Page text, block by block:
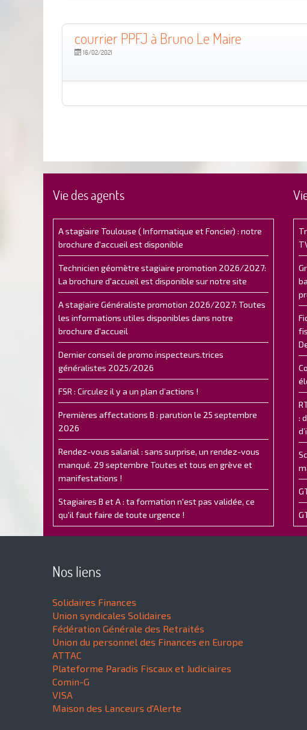
courrier PPFJ à Bruno Le Maire
16/02/2021
Vie des agents
A stagiaire Toulouse ( Informatique et Foncier) : notre
brochure d'accueil est disponible
Technicien géomètre stagiaire promotion 2026/2027:
La brochure d'accueil est disponible sur notre site
A stagiaire Généraliste promotion 2026/2027: Toutes
les informations utiles disponibles dans notre
brochure d'accueil
Dernier conseil de promo inspecteurs.trices
généralistes 2025/2026
FSR : Circulez il y a un plan d’actions !
Premières affectations B : parution le 25 septembre
2026
Rendez-vous salarial : sans surprise, un rendez-vous
manqué. 29 septembre Toutes et tous en grève et
manifestations !
Stagiaires B et A : ta formation n'est pas validée, ce
qu'il faut faire de toute urgence !
:
Nos liens
Solidaires Finances
Union syndicales Solidaires
Fédération Générale des Retraités
Union du personnel des Finances en Europe
ATTAC
Plateforme Paradis Fiscaux et Judiciaires
Comin-G
VISA
Maison des Lanceurs d'Alerte